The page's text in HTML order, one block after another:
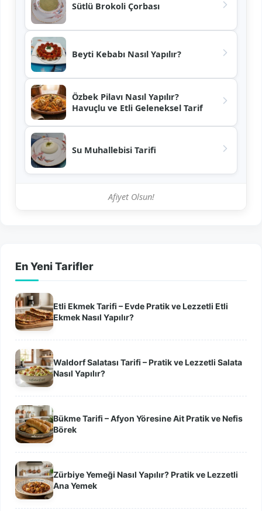
Sütlü Brokoli Çorbası
Beyti Kebabı Nasıl Yapılır?
Özbek Pilavı Nasıl Yapılır?
Havuçlu ve Etli Geleneksel Tarif
Su Muhallebisi Tarifi
Afiyet Olsun!
En Yeni Tarifler
Etli Ekmek Tarifi – Evde Pratik ve Lezzetli Etli
Ekmek Nasıl Yapılır?
Waldorf Salatası Tarifi – Pratik ve Lezzetli Salata
Nasıl Yapılır?
Bükme Tarifi – Afyon Yöresine Ait Pratik ve Nefis
Börek
Zürbiye Yemeği Nasıl Yapılır? Pratik ve Lezzetli
Ana Yemek